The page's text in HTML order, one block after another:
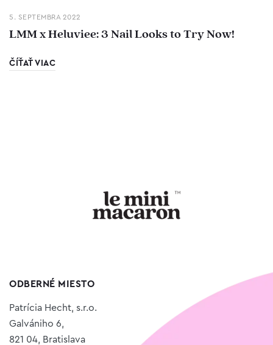
5. SEPTEMBRA 2022
LMM x Heluviee: 3 Nail Looks to Try Now!
ČÍŤAŤ VIAC
ODBERNÉ MIESTO
Patrícia Hecht, s.r.o.
Galvániho 6,
821 04, Bratislava